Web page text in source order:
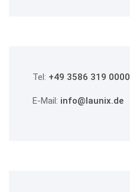
Tel: +49 3586 319 0000
E-Mail: info@launix.de